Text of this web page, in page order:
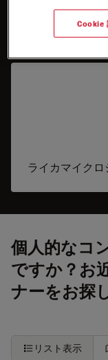
システムの
ライカマイク
個人的なコ
ですか？お
ナーをお探
リスト表示
Cookie